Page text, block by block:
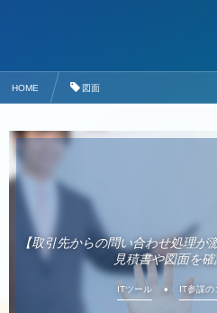
HOME 図面
【取引先からの問い合わせ処理
見積書や図面を
ITツール IT参謀の